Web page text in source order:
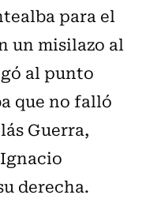
para el
un misilazo al
al punto
que no falló
Guerra,
derecha.